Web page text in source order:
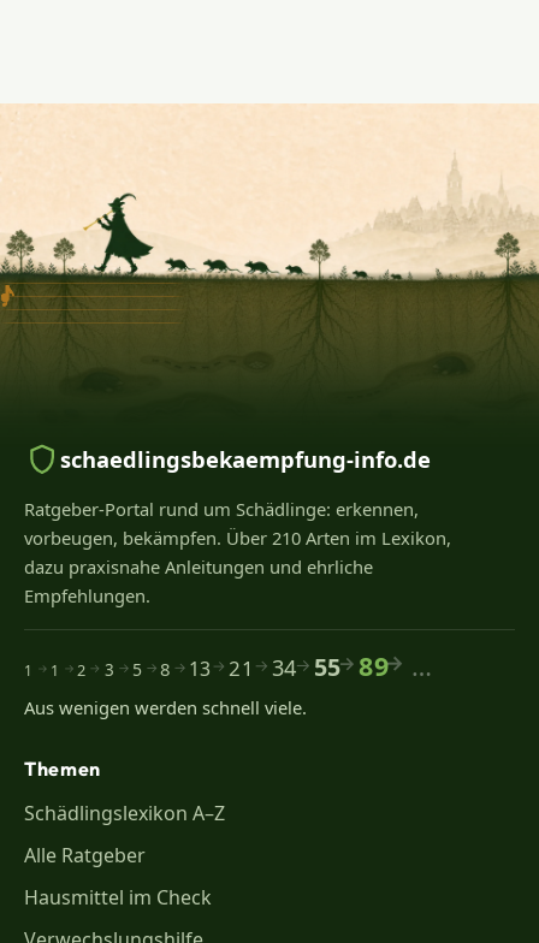
♩
♪
♪
♪
♪
♪
♪
♪
♩
schaedlingsbekaempfung-info.de
Ratgeber-Portal rund um Schädlinge: erkennen,
vorbeugen, bekämpfen. Über 210 Arten im Lexikon,
dazu praxisnahe Anleitungen und ehrliche
Empfehlungen.
1 1 2 3 5 8 13 21 34 55 89 …
Aus wenigen werden schnell viele.
Themen
Schädlingslexikon A–Z
Alle Ratgeber
Hausmittel im Check